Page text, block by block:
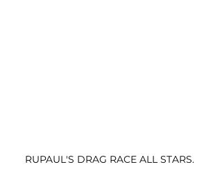
RUPAUL'S DRAG RACE ALL STARS.